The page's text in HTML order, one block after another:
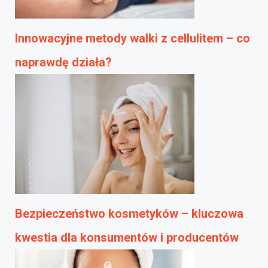
Innowacyjne metody walki z cellulitem – co
naprawdę działa?
Bezpieczeństwo kosmetyków – kluczowa
kwestia dla konsumentów i producentów